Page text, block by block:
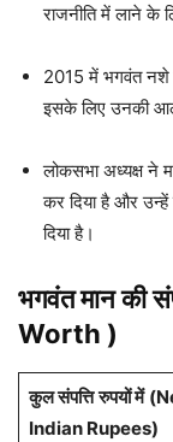
राजनीति में लाने के
2015 में भगवंत नशे
इसके लिए उनकी
लोकसभा अध्यक्ष ने
कर दिया है और
दिया है।
भगवंत मानकी
Worth )
कुल संपत्ति रुपयों में
Indian Rupees)